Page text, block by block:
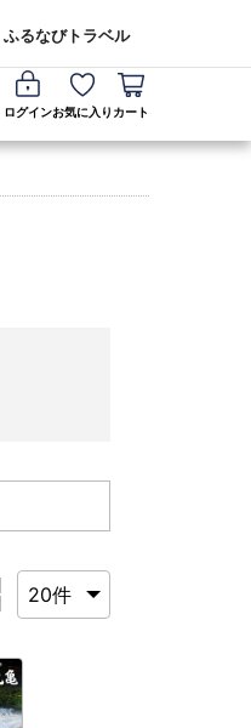
ふるなびトラベル
ログインお気に入り カート